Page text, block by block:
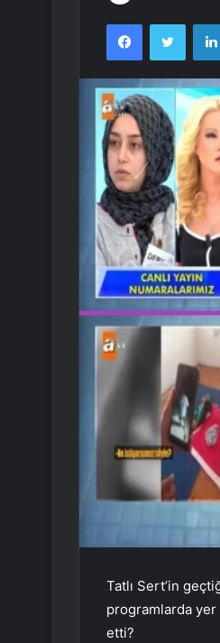
Facebook
Tatlı Sert’in
programlarda yer
etti?